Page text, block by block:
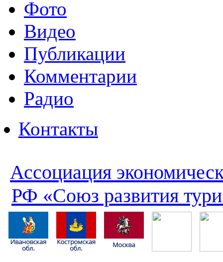
Фото
Видео
Публикации
Комментарии
Радио
Контакты
Ассоциация
РФ «Союз развития